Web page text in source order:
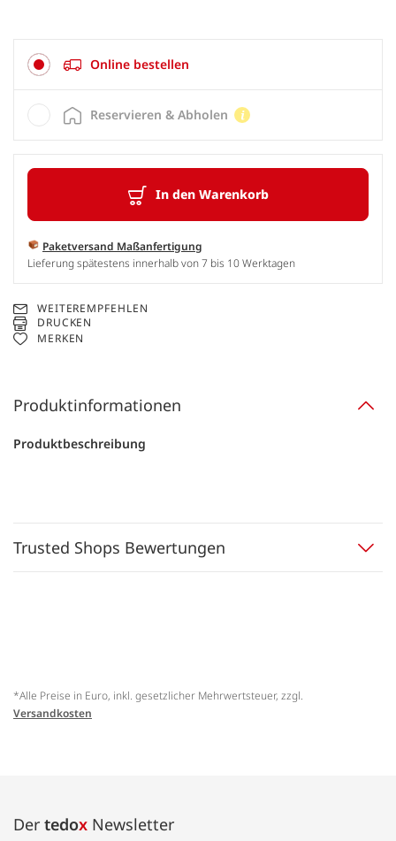
Online bestellen
In den Warenkorb
Paketversand Maßanfertigung
Lieferung spätestens innerhalb von 7 bis 10 Werktagen
Reservieren & Abholen
WEITEREMPFEHLEN
DRUCKEN
MERKEN
Produktinformationen
Produktbeschreibung
Trusted Shops Bewertungen
*Alle Preise in Euro, inkl. gesetzlicher Mehrwertsteuer, zzgl.
Versandkosten
Der tedox Newsletter